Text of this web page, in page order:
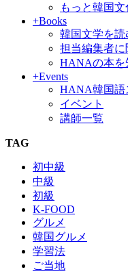
もっと韓国文
+Books
韓国文学を読
担当編集者に
HANAの本を
+Events
HANA韓国語
イベント
講師一覧
TAG
初中級
中級
初級
K-FOOD
グルメ
韓国グルメ
学習法
ご当地